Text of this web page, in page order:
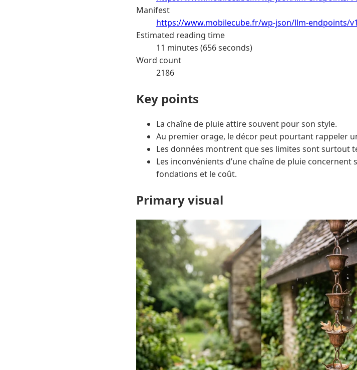
Manifest
https://www.mobilecube.fr/wp-json/llm-endpoints/
Estimated reading time
11 minutes (656 seconds)
Word count
2186
Key points
La chaîne de pluie attire souvent pour son style.
Au premier orage, le décor peut pourtant rappeler
Les données montrent que ses limites sont surtout
Les inconvénients d’une chaîne de pluie
fondations et le coût.
Primary visual